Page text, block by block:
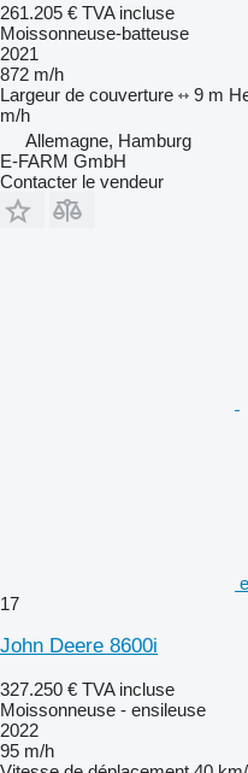
261.205 € TVA incluse
Moissonneuse-batteuse
2021
872 m/h
Largeur de couverture
9 m
m/h
Allemagne, Hamburg
E-FARM GmbH
Contacter le vendeur
17
John Deere 8600i
327.250 € TVA incluse
Moissonneuse - ensileuse
2022
95 m/h